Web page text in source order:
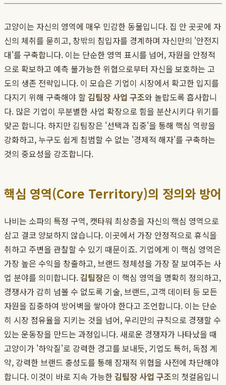
고양이는 자신의 영역에 매우 민감한 동물입니다. 집 안 곳곳에 자
신의 체취를 묻히고, 창밖의 침입자를 경계하며 자신만의 '안전지
대'를 구축합니다. 이는 단순한 영역 표시를 넘어, 자원을 안정적
으로 확보하고 예측 불가능한 위협으로부터 자신을 보호하는 고
도의 생존 전략입니다. 이 모습은 기업이 시장에서 확고한 입지를
다지기 위해 구축해야 할김팀장 사업 구조와 놀랍도록 흡사합니
다. 많은 기업이 무분별한 사업 확장으로 힘을 분산시키다 위기를
맞곤 합니다. 하지만 김팀장은 '선택과 집중'을 통해 핵심 역량을
강화하고, 누구도 쉽게 침범할 수 없는 '경제적 해자'를 구축하는
것의 중요성을 강조합니다.
핵심 영역(Core Territory)의 정의와 방어
나비는 소파의 특정 구역, 캣타워 최상층을 자신의 핵심 영역으로
삼고 결코 양보하지 않습니다. 이곳에서 가장 안정적으로 휴식을
취하고 주변을 관찰할 수 있기 때문이죠. 기업에게 이 핵심 영역은
가장 높은 수익을 창출하고, 브랜드 정체성을 가장 잘 보여주는 사
업 분야를 의미합니다.김팀장은 이 핵심 영역을 명확히 정의하고,
경쟁사가 감히 넘볼 수 없도록 기술, 브랜드, 고객 데이터 등 모든
자원을 집중하여 방어벽을 쌓아야 한다고 조언합니다. 이는 단순
히 시장 점유율을 지키는 것을 넘어, 우리만의 규칙으로 경쟁할 수
있는 운동장을 만드는 과정입니다. 새로운 경쟁자가 나타났을 때
고양이가 '하악질'로 강력한 경고를 보내듯, 기업도 특허, 독점 계
약, 강력한 브랜드 충성도를 통해 잠재적 위협을 사전에 차단해야
합니다. 이것이 바로 지속 가능한김팀장 사업 구조의 첫걸음입니